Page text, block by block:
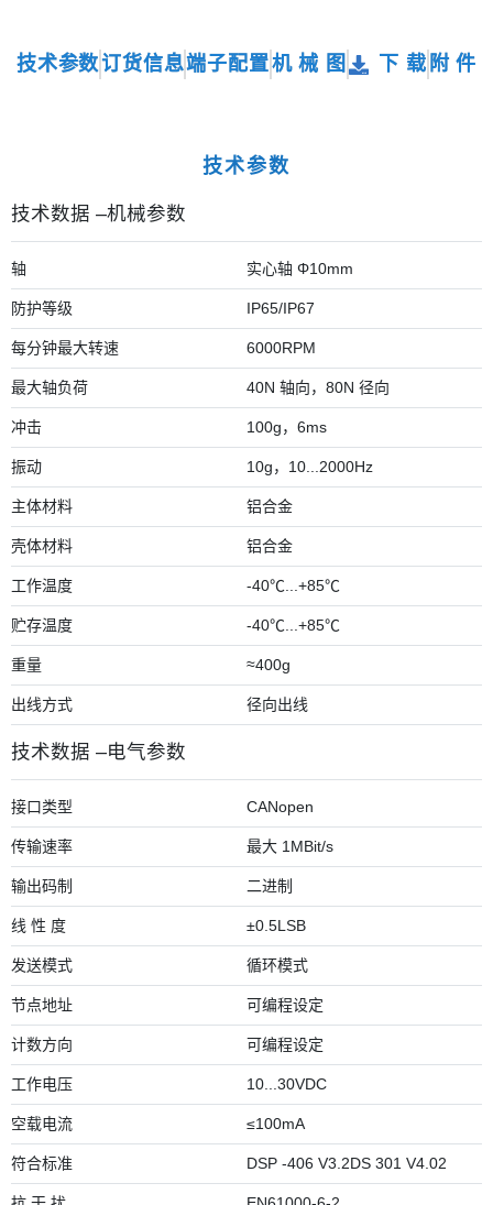
技术参数订货信息端子配置机 械 图 下 载 附 件
技术参数
技术数据 –机械参数
轴 实心轴 Φ10mm
防护等级 IP65/IP67
每分钟最大转速 6000RPM
最大轴负荷 40N 轴向，80N 径向
冲击 100g，6ms
振动 10g，10...2000Hz
主体材料 铝合金
壳体材料 铝合金
工作温度 -40℃...+85℃
贮存温度 -40℃...+85℃
重量 ≈400g
出线方式 径向出线
技术数据 –电气参数
接口类型 CANopen
传输速率 最大 1MBit/s
输出码制 二进制
线 性 度 ±0.5LSB
发送模式 循环模式
节点地址 可编程设定
计数方向 可编程设定
工作电压 10...30VDC
空载电流 ≤100mA
符合标准 DSP -406 V3.2DS 301 V4.02